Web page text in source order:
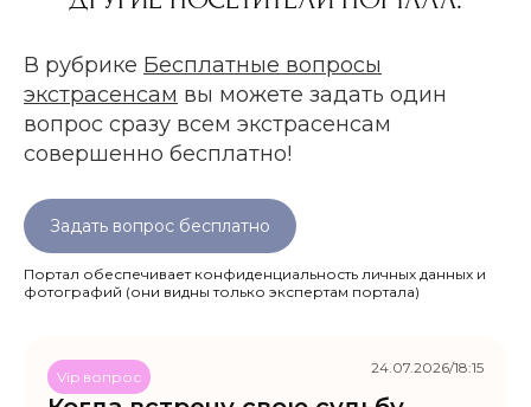
В рубрике Бесплатные вопросы
экстрасенсам вы можете задать один
вопрос сразу всем экстрасенсам
совершенно бесплатно!
Задать вопрос бесплатно
Портал обеспечивает конфиденциальность личных данных и
фотографий (они видны только экспертам портала)
Vip вопрос
24.07.2026/18:15